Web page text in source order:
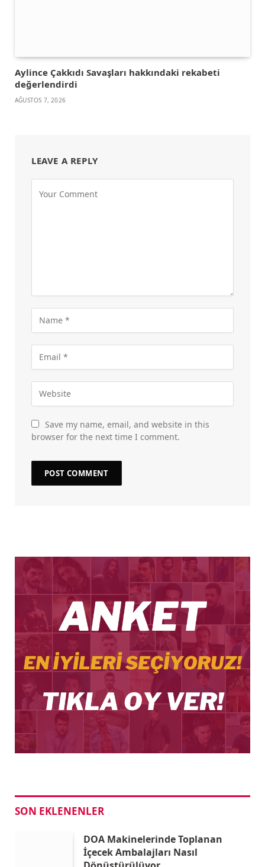
Aylince Çakkıdı Savaşları hakkındaki rekabeti
değerlendirdi
AĞUSTOS 7, 2026
LEAVE A REPLY
Save my name, email, and website in this
browser for the next time I comment.
SON EKLENENLER
DOA Makinelerinde Toplanan
İçecek Ambalajları Nasıl